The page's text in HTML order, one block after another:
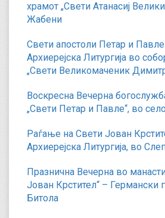
храмот „Свети Атанасиј
Жабени
Свети апостоли Петар и
Архиерејска Литургија во
„Свети Великомаченик
Воскресна Вечерна
„Свети Петар и Павле“, во
Раѓање на Свети Јован
Архиерејска Литургија, во
Празнична Вечерна во
Јован Крстител“ – Германски
Битола